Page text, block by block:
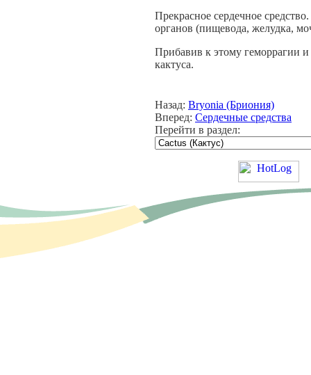
Прекрасное сердечное
органов (пищевода, желудка,
Прибавив к этому геморрагии
кактуса.
Назад: Bryonia (Бриония)
Вперед: Сердечные средства
Перейти в раздел: